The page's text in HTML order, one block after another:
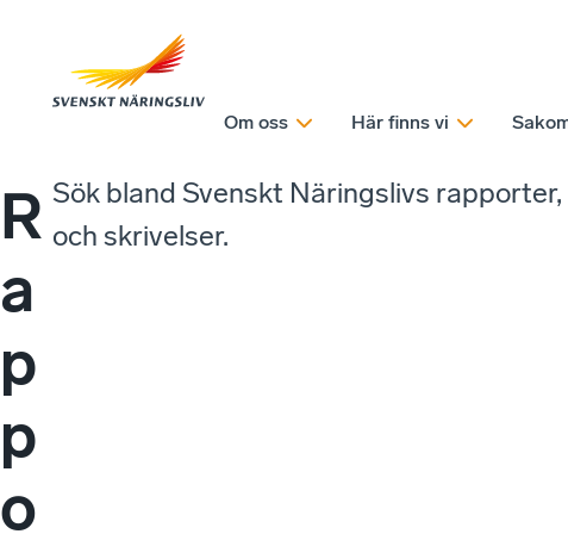
Om oss Här finns vi
R
a
p
p
o
Sök bland Svenskt Näringslivs
och skrivelser.